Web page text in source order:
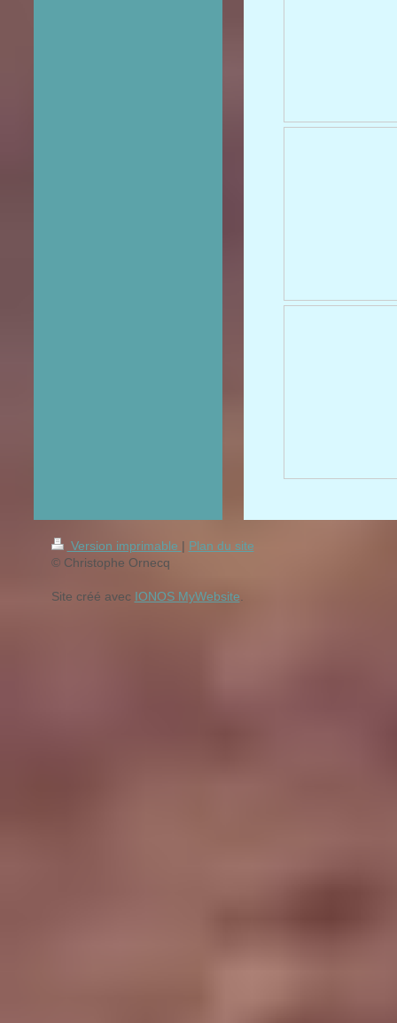
Version imprimable | Plan du site
© Christophe Ornecq
Site créé avec IONOS MyWebsite